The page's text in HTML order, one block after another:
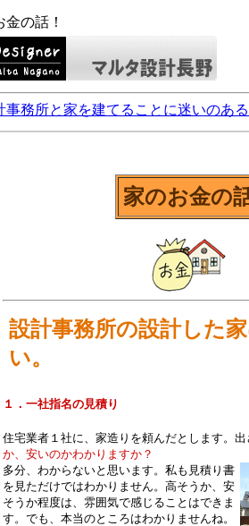
の話！
事務所と家を建てることに迷いのあ
家のお金の
設計事務所の設計した
い。
１．一社指名の見積り
住宅業者１社に、家造りを頼んだとします。出
か、安いのかわかりますか？
多分、わからないと思います。私も見積り書
を見ただけではわかりません。高そうか、安
そうか程度は、雰囲気で感じることはできま
す。でも、本当のところはわかりませんね。